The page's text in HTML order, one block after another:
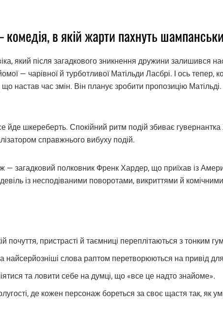
в якій жарти пахнуть
який після загадкового зникнення дружини залишився
— чарівної й турботливої Матільди Ласбрі. І ось тепер,
настав час змін. Він планує зробити пропозицію
йде шкереберть. Спокійний ритм подій збиває
справжнього вибуху подій.
загадковий полковник Френк Хардер, що приїхав із
із несподіваними поворотами, викриттями й
почуття, пристрасті й таємниці переплітаються з тонким
найсерйозніші слова раптом перетворюються на привід
та ловити себе на думці, що «все це надто знайоме».
де кожен персонаж бореться за своє щастя так, як